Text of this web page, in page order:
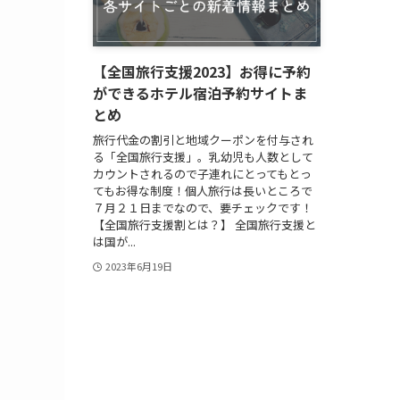
【全国旅行支援2023】お得に予約
ができるホテル宿泊予約サイトま
とめ
旅行代金の割引と地域クーポンを付与され
る「全国旅行支援」。乳幼児も人数として
カウントされるので子連れにとってもとっ
てもお得な制度！個人旅行は長いところで
７月２１日までなので、要チェックです！
【全国旅行支援割とは？】 全国旅行支援と
は国が...
2023年6月19日